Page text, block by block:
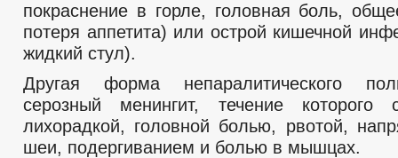
покраснение в горле, головная боль,
потеря аппетита) или острой кишечной
жидкий стул).
Другая форма непаралитического
серозный менингит, течение которого
лихорадкой, головной болью, рвотой,
шеи, подергиванием и болью в мышцах.